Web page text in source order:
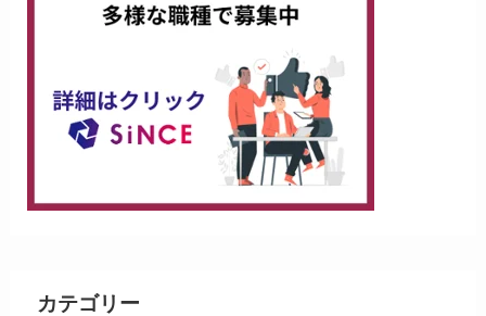
カテゴリー